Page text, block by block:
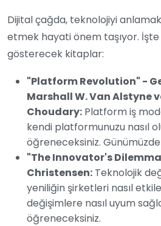
Dijital çağda, teknolojiyi
etmek hayati önem taşıyor.
gösterecek kitaplar:
"Platform Revolution" -
Marshall W. Van Alstyne
Choudary: Platform iş
kendi platformunuzu nasıl
öğreneceksiniz.
"The Innovator's
Christensen: Teknolojik
yeniliğin şirketleri nasıl
değişimlere nasıl uyum
öğreneceksiniz.